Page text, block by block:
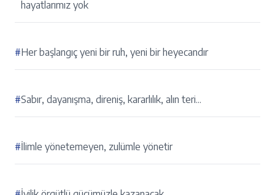
hayatlarımız yok
#Her başlangıç yeni bir ruh, yeni bir heyecandır
#Sabır, dayanışma, direniş, kararlılık, alın teri...
#İlimle yönetemeyen, zulümle yönetir